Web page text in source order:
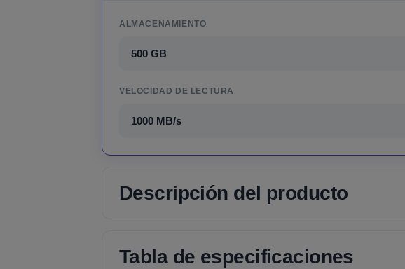
ALMACENAMIENTO
500 GB
VELOCIDAD DE LECTURA
1000 MB/s
Descripción del producto
Tabla de especificaciones